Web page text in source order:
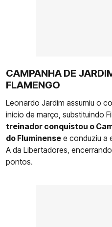
CAMPANHA DE
FLAMENGO
Leonardo Jardim assumiu o
início de março, substituindo
treinador conquistou o
do Fluminense e conduziu a
A da Libertadores,
pontos.